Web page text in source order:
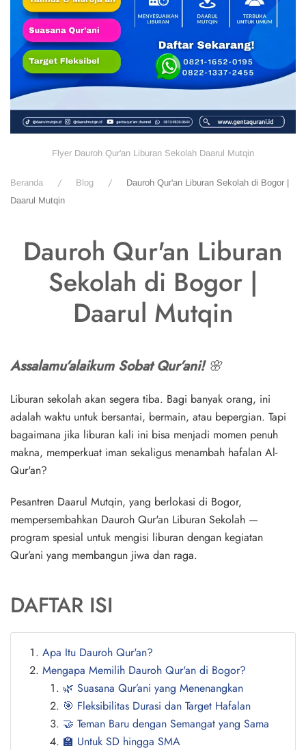
Flyer Dauroh Qur'an Liburan Sekolah Daarul Mutqin
Beranda Blog
Dauroh Qur'an Liburan Sekolah di Bogor |
Daarul Mutqin
Dauroh Qur'an Liburan
Sekolah di Bogor |
Daarul Mutqin
Assalamu’alaikum Sobat Qur’ani!🌸
Liburan sekolah akan segera tiba. Bagi banyak orang, ini
adalah waktu untuk bersantai, bermain, atau bepergian. Tapi
bagaimana jika liburan kali ini bisa menjadi momen penuh
makna, memperkuat iman sekaligus menambah hafalan Al-
Qur'an?
Pesantren Daarul Mutqin, yang berlokasi di Bogor,
mempersembahkan Dauroh Qur'an Liburan Sekolah —
program spesial untuk mengisi liburan dengan kegiatan
Qur’ani yang membangun jiwa dan raga.
DAFTAR ISI
Apa Itu Dauroh Qur'an?
Mengapa Memilih Dauroh Qur'an di Bogor?
🌿 Suasana Qur’ani yang Menenangkan
🎯 Fleksibilitas Durasi dan Target Hafalan
🤝 Teman Baru dengan Semangat yang Sama
🏫 Untuk SD hingga SMA